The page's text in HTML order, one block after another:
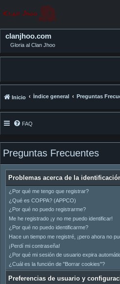
clanjhoo.com
Gloria al Clan Jhoo
Inicio Índice general Preguntas
FAQ
Preguntas Frecuentes
Problemas acerca de la
¿Por qué me tengo que registrar?
¿Qué es COPPA? (APPCO)
¿Por qué no puedo registrarme?
Me he registrado ¡y no me puedo identificar!
¿Por qué no puedo identificarme?
Hace un tiempo me registré, ¡pero ahora no
¡Perdí mi contraseña!
¿Por qué mi sesión de usuario expira
¿Cuál es la función de "Borrar cookies"?
Preferencias de usuario y